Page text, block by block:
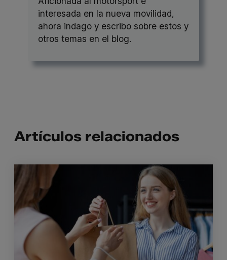
interesada en la nueva movilidad,
ahora indago y escribo sobre estos y
otros temas en el blog.
Artículos relacionados